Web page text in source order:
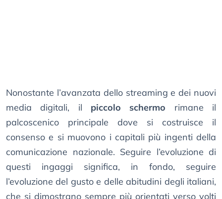
Nonostante l’avanzata dello streaming e dei nuovi
media digitali, il piccolo schermo rimane il
palcoscenico principale dove si costruisce il
consenso e si muovono i capitali più ingenti della
comunicazione nazionale. Seguire l’evoluzione di
questi ingaggi significa, in fondo, seguire
l’evoluzione del gusto e delle abitudini degli italiani,
che si dimostrano sempre più orientati verso volti